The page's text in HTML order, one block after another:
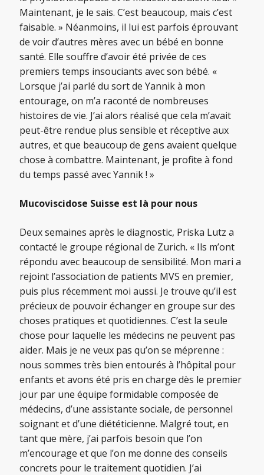
Maintenant, je le sais. C’est beaucoup, mais c’est
faisable. » Néanmoins, il lui est parfois éprouvant
de voir d’autres mères avec un bébé en bonne
santé. Elle souffre d’avoir été privée de ces
premiers temps insouciants avec son bébé. «
Lorsque j’ai parlé du sort de Yannik à mon
entourage, on m’a raconté de nombreuses
histoires de vie. J’ai alors réalisé que cela m’avait
peut-être rendue plus sensible et réceptive aux
autres, et que beaucoup de gens avaient quelque
chose à combattre. Maintenant, je profite à fond
du temps passé avec Yannik ! »
Mucoviscidose Suisse est là pour nous
Deux semaines après le diagnostic, Priska Lutz a
contacté le groupe régional de Zurich. « Ils m’ont
répondu avec beaucoup de sensibilité. Mon mari a
rejoint l’association de patients MVS en premier,
puis plus récemment moi aussi. Je trouve qu’il est
précieux de pouvoir échanger en groupe sur des
choses pratiques et quotidiennes. C’est la seule
chose pour laquelle les médecins ne peuvent pas
aider. Mais je ne veux pas qu’on se méprenne :
nous sommes très bien entourés à l’hôpital pour
enfants et avons été pris en charge dès le premier
jour par une équipe formidable composée de
médecins, d’une assistante sociale, de personnel
soignant et d’une diététicienne. Malgré tout, en
tant que mère, j’ai parfois besoin que l’on
m’encourage et que l’on me donne des conseils
concrets pour le traitement quotidien. J’ai